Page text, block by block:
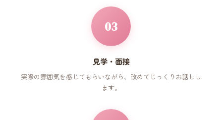
03
見学・面接
実際の雰囲気を感じてもらいながら、改めてじっくりお話しし
ます。